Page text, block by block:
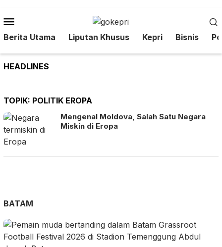
ke
Mobile
Berita Utama Liputan Khusus Kepri Bisnis
HEADLINES
TOPIK: POLITIK EROPA
Mengenal Moldova, Salah Satu Negara
Miskin di Eropa
BATAM